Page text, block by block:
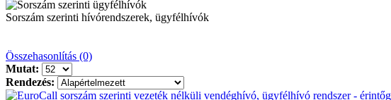
Sorszám szerinti hívórendszerek, ügyfélhívók
Összehasonlítás (0)
Mutat:
Rendezés: